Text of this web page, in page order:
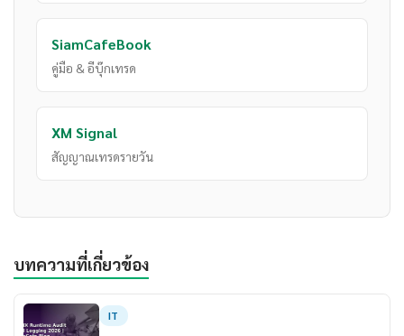
SiamCafeBook
คู่มือ & อีบุ๊กเทรด
XM Signal
สัญญาณเทรดรายวัน
บทความที่เกี่ยวข้อง
IT